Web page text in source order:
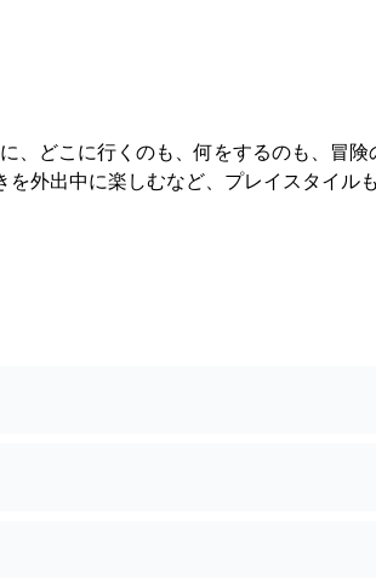
、どこに行くのも、何をするのも、冒険
外出中に楽しむなど、プレイスタイル